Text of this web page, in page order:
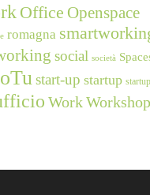
Office Openspace
romagna
social società
start-up startup
WorkWorkshop